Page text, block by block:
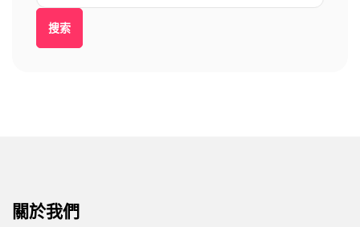
搜索
關於我們